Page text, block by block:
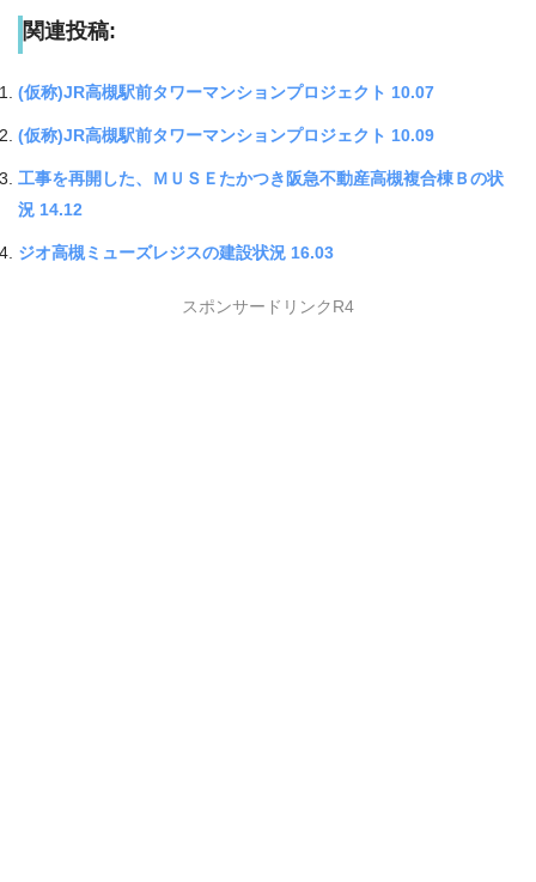
関連投稿:
(仮称)JR高槻駅前タワーマンションプロジェクト 10.07
(仮称)JR高槻駅前タワーマンションプロジェクト 10.09
工事を再開した、ＭＵＳＥたかつき阪急不動産高槻複合棟Ｂの状
況 14.12
ジオ高槻ミューズレジスの建設状況 16.03
スポンサードリンクR4